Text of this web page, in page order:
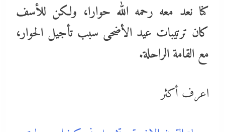
كنا نعد معه رحمه الله حوارا، ولكن للأسف
كان ترتيبات عيد الأضحى سبب تأجيل الحوار،
مع القامة الراحلة.
اعرف أكثر